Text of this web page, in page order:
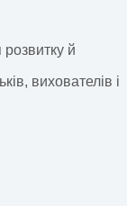
й
вихователів і